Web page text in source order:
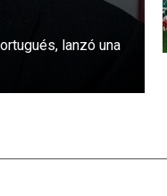
lanzó una
64 selecciones